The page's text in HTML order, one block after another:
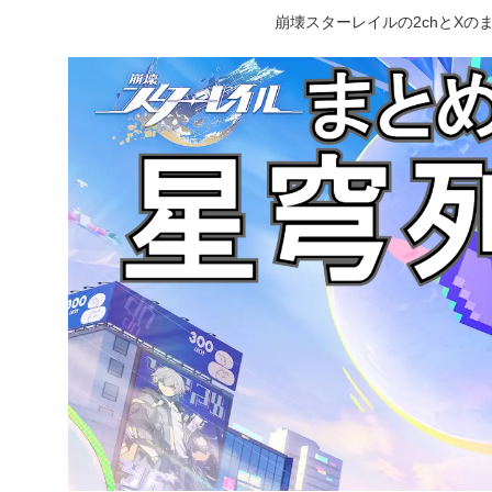
崩壊スターレイルの2chとXの